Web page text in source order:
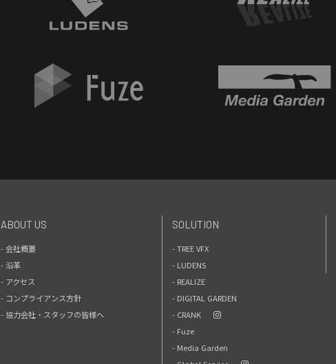
ABOUT US
- 会社概要
- 沿革
- アクセス
- コンプライアンス方針
- 協力会社・スタッフの皆様へ
SOLUTION
- TREE VFX
- LUDENS
- REALIZE
- DIGITAL GARDEN
- CRANK
- Fuze
- Media Garden